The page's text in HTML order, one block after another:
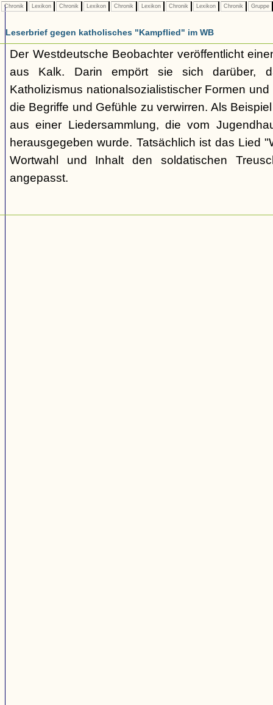
Chronik Lexikon Chronik Lexikon Chronik Lexikon Chronik Lexikon Chronik Gruppe
Leserbrief gegen katholisches "Kampflied" im WB
Der Westdeutsche Beobachter veröffentlicht
aus Kalk. Darin empört sie sich darüber,
Katholizismus nationalsozialistischer Formen
die Begriffe und Gefühle zu verwirren. Als
aus einer Liedersammlung, die vom
herausgegeben wurde. Tatsächlich ist das Lied
Wortwahl und Inhalt den soldatischen
angepasst.